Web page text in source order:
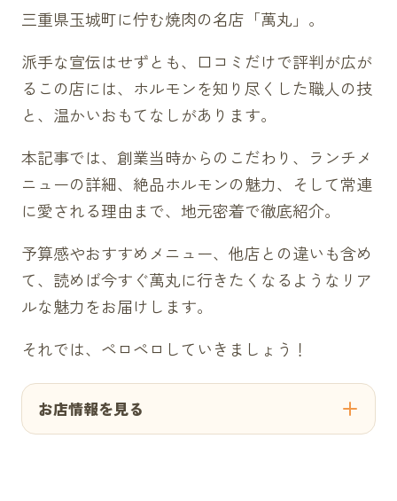
三重県玉城町に佇む焼肉の名店「萬丸」。
派手な宣伝はせずとも、口コミだけで評判が広が
るこの店には、ホルモンを知り尽くした職人の技
と、温かいおもてなしがあります。
本記事では、創業当時からのこだわり、ランチメ
ニューの詳細、絶品ホルモンの魅力、そして常連
に愛される理由まで、地元密着で徹底紹介。
予算感やおすすめメニュー、他店との違いも含め
て、読めば今すぐ萬丸に行きたくなるようなリア
ルな魅力をお届けします。
それでは、ペロペロしていきましょう！
お店情報を見る